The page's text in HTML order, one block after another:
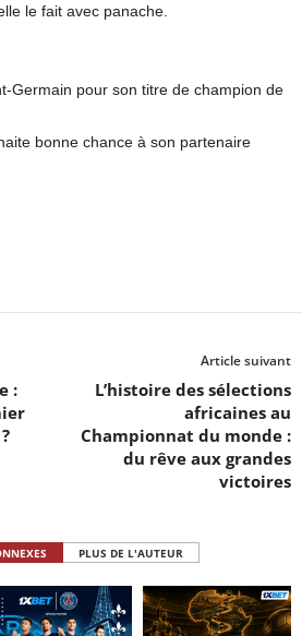
le fait avec panache.
Germain pour son titre de champion de
bonne chance à son partenaire
:
Article suivant
L’histoire des sélections
africaines au
Championnat du monde :
du rêve aux grandes
victoires
PLUS DE L'AUTEUR